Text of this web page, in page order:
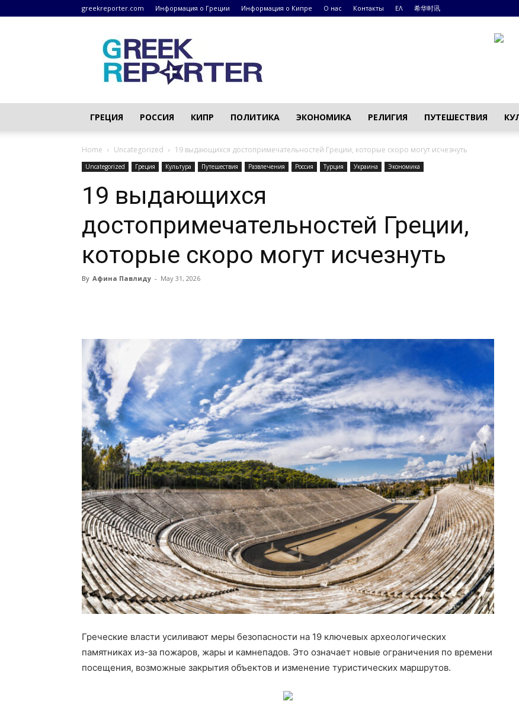
greekreporter.com Информация о Греции Информация о Кипре О нас Контакты ΕΛ 希华时讯
Греческие
новости
–
greekreporter.com
ГРЕЦИЯ РОССИЯ КИПР ПОЛИТИКА ЭКОНОМИКА РЕЛИГИЯ ПУТЕШЕСТВИЯ
Home Uncategorized 19 выдающихся достопримечательностей Греции, которые скоро могут исчезнуть
Uncategorized Греция Культура Путешествия Развлечения Россия Турция Украина Экономика
19 выдающихся
достопримечательностей Греции,
которые скоро могут исчезнуть
By Афина Павлиду - May 31, 2026
Греческие власти усиливают меры безопасности на 19 ключевых археологических
памятниках из-за пожаров, жары и камнепадов. Это означает новые ограничения по времени
посещения, возможные закрытия объектов и изменение туристических маршрутов.